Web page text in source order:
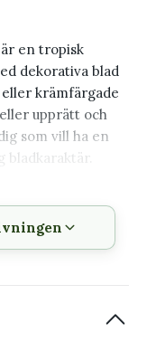
är en tropisk
dekorativa blad
eller krämfärgade
upprätt och
som vill ha en